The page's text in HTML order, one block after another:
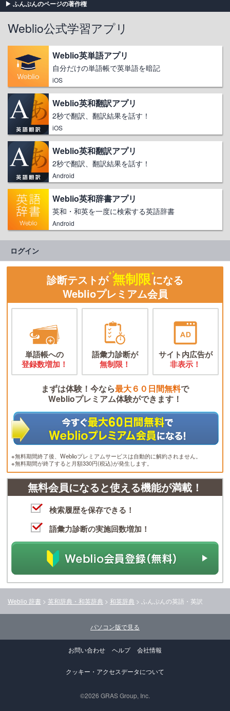
ふんぷんのページの著作権
Weblio公式学習アプリ
Weblio英単語アプリ
自分だけの単語帳で英単語を暗記
iOS
Weblio英和翻訳アプリ
2秒で翻訳、翻訳結果を話す！
iOS
Weblio英和翻訳アプリ
2秒で翻訳、翻訳結果を話す！
Android
Weblio英和辞書アプリ
英和・和英を一度に検索する英語辞書
Android
ログイン
診断テストが 無制限になる
Weblioプレミアム会員
単語帳への
登録数増加！
語彙力診断が
無制限！
サイト内広告が
非表示！
まずは体験！今なら最大６０日間無料で
Weblioプレミアム体験ができます！
※無料期間終了後、Weblioプレミアムサービスは自動的に解約されません。
※無料期間が終了すると月額330円(税込)が発生します。
無料会員になると使える機能が満載！
検索履歴を保存できる！
語彙力診断の実施回数増加！
Weblio 辞書 > 英和辞典・和英辞典 > 和英辞典 > ふんぷん の英語・英訳
パソコン版で見る
お問い合わせ ヘルプ 会社情報
クッキー・アクセスデータについて
©2026 GRAS Group, Inc.